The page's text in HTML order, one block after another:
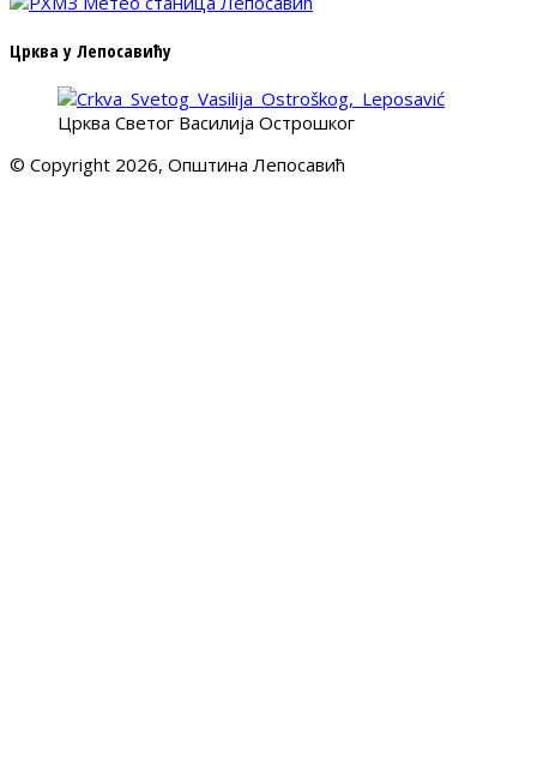
Црква у Лепосавићу
Црква Светог Василија Острошког
© Copyright 2026, Општина Лепосавић